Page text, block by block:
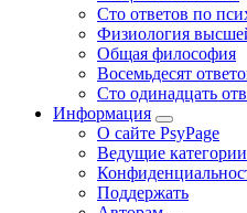
Сто ответов по
Физиология
Общая философия
Восемьдесят
Сто одинадцать
Информация
О сайте PsyPage
Ведущие категории
Поддержать